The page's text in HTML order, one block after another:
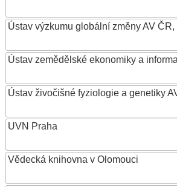
Ústav výzkumu globální změny AV ČR,
Ústav zemědělské ekonomiky a
Ústav živočišné fyziologie a genetiky
UVN Praha
Vědecká knihovna v Olomouci